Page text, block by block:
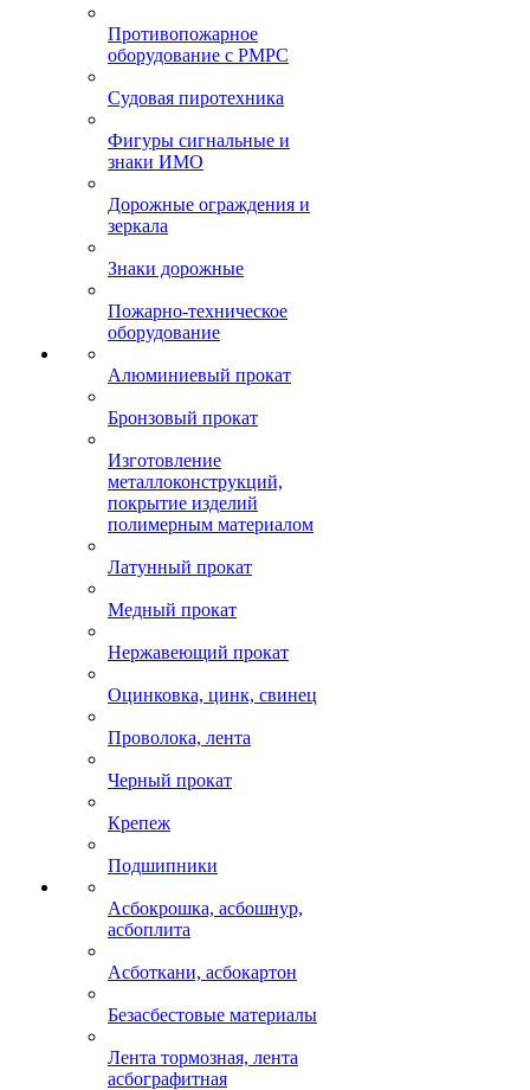
Противопожарное
оборудование с РМРС
Судовая пиротехника
Фигуры сигнальные и
знаки ИМО
Дорожные ограждения и
зеркала
Знаки дорожные
Пожарно-техническое
оборудование
Алюминиевый прокат
Бронзовый прокат
Изготовление
металлоконструкций,
покрытие изделий
полимерным материалом
Латунный прокат
Медный прокат
Нержавеющий прокат
Оцинковка, цинк, свинец
Проволока, лента
Черный прокат
Крепеж
Подшипники
Асбокрошка, асбошнур,
асбоплита
Асботкани, асбокартон
Безасбестовые материалы
Лента тормозная, лента
асбографитная